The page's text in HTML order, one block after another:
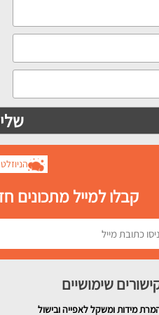
קבלו למייל מתכונים
שימושיים
מידות ומשקל לאפייה ובישול